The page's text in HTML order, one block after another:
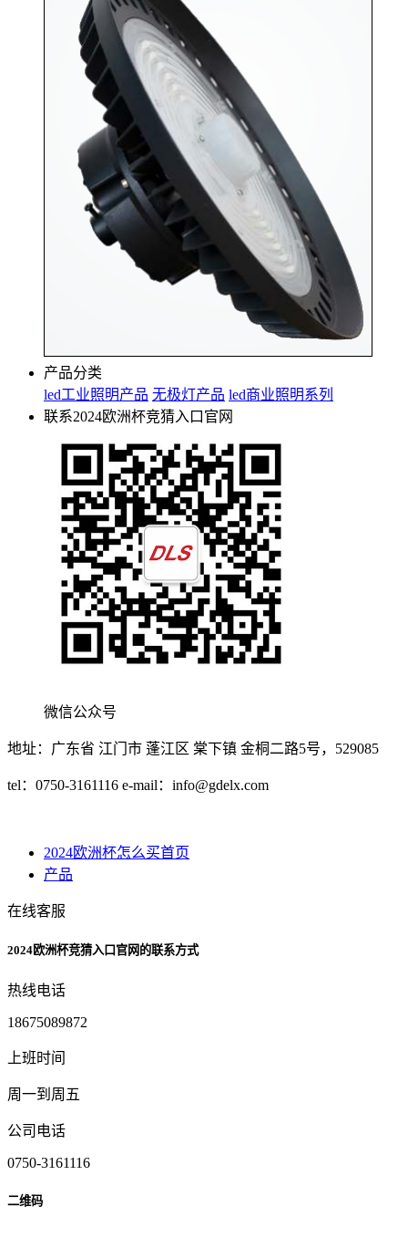
产品分类
led工业照明产品 无极灯产品 led商业照明系列
联系2024欧洲杯竞猜入口官网
微信公众号
地址：广东省 江门市 蓬江区 棠下镇 金桐二路5号，529085
tel：0750-3161116 e-mail： info@gdelx.com
2024欧洲杯怎么买首页
产品
在线客服
2024欧洲杯竞猜入口官网的联系方式
热线电话
18675089872
上班时间
周一到周五
公司电话
0750-3161116
二维码